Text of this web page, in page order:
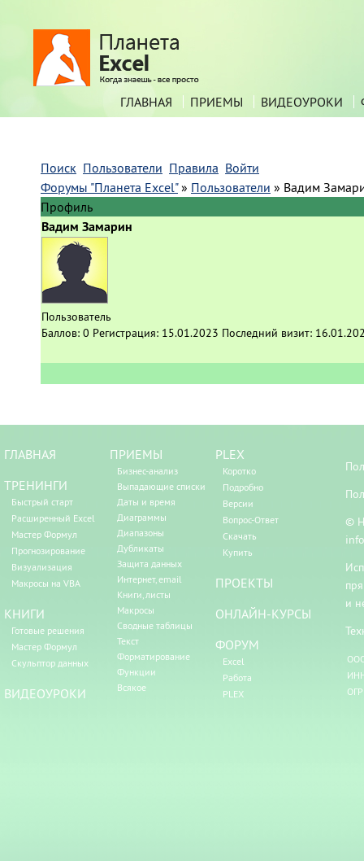
ГЛАВНАЯ ПРИЕМЫ ВИДЕОУРОКИ
Поиск Пользователи Правила Войти
Форумы "Планета Excel" » Пользователи » Вадим
Профиль
Вадим Замарин
Пользователь
Баллов: 0 Регистрация: 15.01.2023 Последний визит:
ГЛАВНАЯ
ТРЕНИНГИ
Быстрый старт
Расширенный Excel
Мастер Формул
Прогнозирование
Визуализация
Макросы на VBA
КНИГИ
Готовые решения
Мастер Формул
Скульптор данных
ВИДЕОУРОКИ
ПРИЕМЫ
Бизнес-анализ
Выпадающие списки
Даты и время
Диаграммы
Диапазоны
Дубликаты
Защита данных
Интернет, email
Книги, листы
Макросы
Сводные таблицы
Текст
Форматирование
Функции
Всякое
PLEX
Коротко
Подробно
Версии
Вопрос-Ответ
Скачать
Купить
ПРОЕКТЫ
ОНЛАЙН-КУРСЫ
ФОРУМ
Excel
Работа
PLEX
©
и